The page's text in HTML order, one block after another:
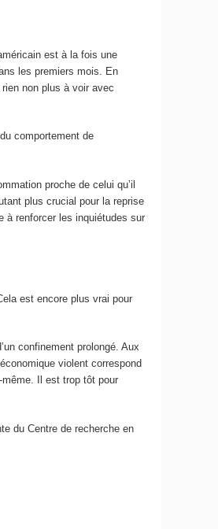
est à la fois une
les premiers mois. En
non plus à voir avec
comportement de
proche de celui qu’il
plus crucial pour la reprise
à renforcer les inquiétudes sur
est encore plus vrai pour
confinement prolongé. Aux
violent correspond
Il est trop tôt pour
du Centre de recherche en